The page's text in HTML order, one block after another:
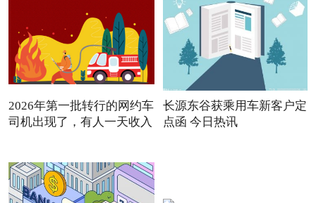
2026年第一批转行的网约车
司机出现了，有人一天收入
长源东谷获乘用车新客户定
点函 今日热讯